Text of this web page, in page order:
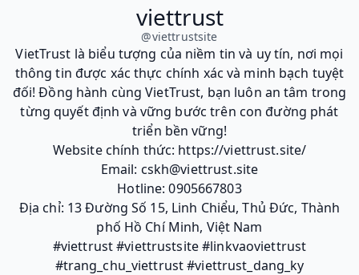
viettrust
@viettrustsite
VietTrust là biểu tượng của niềm tin và uy tín, nơi mọi
thông tin được xác thực chính xác và minh bạch tuyệt
đối! Đồng hành cùng VietTrust, bạn luôn an tâm trong
từng quyết định và vững bước trên con đường phát
triển bền vững!
Website chính thức: https://viettrust.site/
Email: cskh@viettrust.site
Hotline: 0905667803
Địa chỉ: 13 Đường Số 15, Linh Chiểu, Thủ Đức, Thành
phố Hồ Chí Minh, Việt Nam
#viettrust #viettrustsite #linkvaoviettrust
#trang_chu_viettrust #viettrust_dang_ky